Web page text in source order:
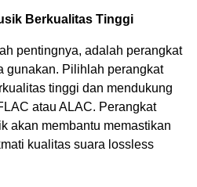
Berkualitas Tinggi
pentingnya, adalah perangkat
gunakan. Pilihlah perangkat
tinggi dan mendukung
atau ALAC. Perangkat
akan membantu memastikan
kualitas suara lossless